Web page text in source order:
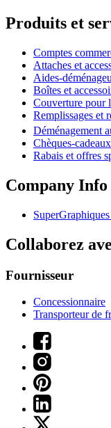
Produits et
Comptes
Attaches et
Aides-
Boîtes et
Couverture pour
Remplissages et
Déménagement
Chèques-cadeaux
Rabais et offres
Company Info
Collaborez
Fournisseur
Concessionnaire
Transporteur de